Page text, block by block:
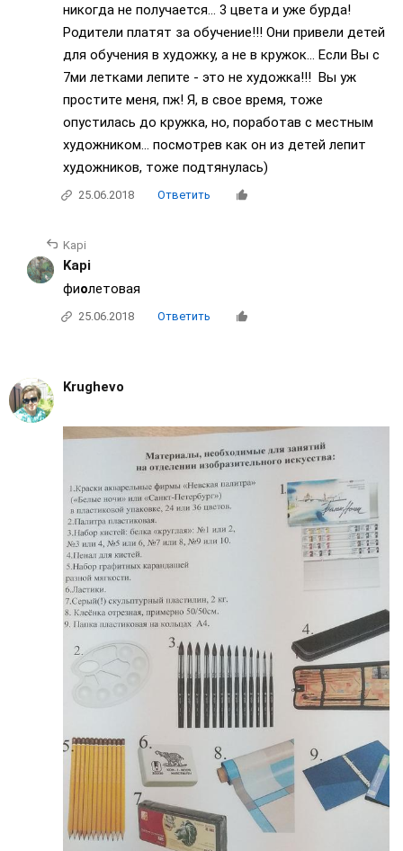
никогда не получается... 3 цвета и уже бурда!
Родители платят за обучение!!! Они привели детей
для обучения в художку, а не в кружок... Если Вы с
7ми летками лепите - это не художка!!! Вы уж
простите меня, пж! Я, в свое время, тоже
опустилась до кружка, но, поработав с местным
художником... посмотрев как он из детей лепит
художников, тоже подтянулась)
25.06.2018 Ответить
Kapi
Kapi
фиолетовая
25.06.2018 Ответить
Krughevo